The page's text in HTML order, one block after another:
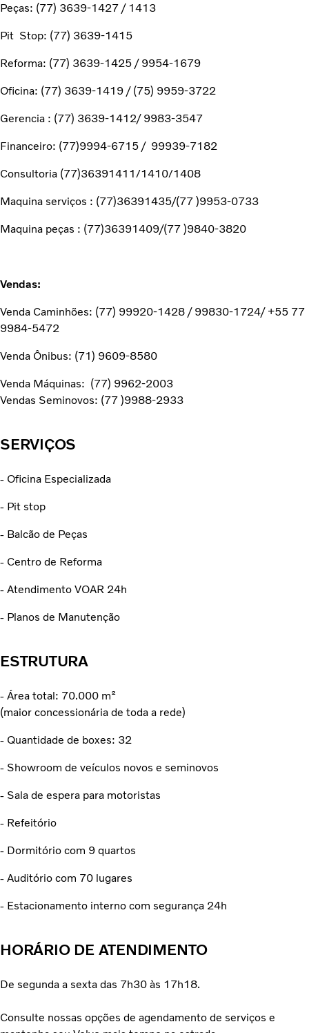
Peças: (77) 3639-1427 / 1413
Pit Stop: (77) 3639-1415
Reforma: (77) 3639-1425 / 9954-1679
Oficina: (77) 3639-1419 / (75) 9959-3722
Gerencia : (77) 3639-1412/ 9983-3547
Financeiro: (77)9994-6715 / 99939-7182
Consultoria (77)36391411/1410/1408
Maquina serviços : (77)36391435/(77 )9953-0733
Maquina peças : (77)36391409/(77 )9840-3820
Vendas:
Venda Caminhões: (77) 99920-1428 / 99830-1724/ +55 77
9984-5472
Venda Ônibus: (71) 9609-8580
Venda Máquinas: (77) 9962-2003
Vendas Seminovos: (77 )9988-2933
SERVIÇOS
- Oficina Especializada
- Pit stop
- Balcão de Peças
- Centro de Reforma
- Atendimento VOAR 24h
- Planos de Manutenção
ESTRUTURA
- Área total: 70.000 m²
(maior concessionária de toda a rede)
- Quantidade de boxes: 32
- Showroom de veículos novos e seminovos
- Sala de espera para motoristas
- Refeitório
- Dormitório com 9 quartos
- Auditório com 70 lugares
- Estacionamento interno com segurança 24h
HORÁRIO DE ATENDIMENTO
De segunda a sexta das 7h30 às 17h18.
Consulte nossas opções de agendamento de serviços e